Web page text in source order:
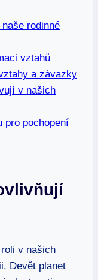
rodinné​
vztahů
a⁤ závazky
v ⁢našich
‌pro pochopení
v ‍našich⁢
Devět⁣ planet‍